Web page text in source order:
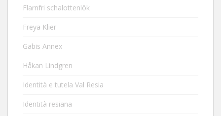
Flarnfri schalottenlök
Freya Klier
Gabis Annex
Håkan Lindgren
Identità e tutela Val Resia
Identità resiana